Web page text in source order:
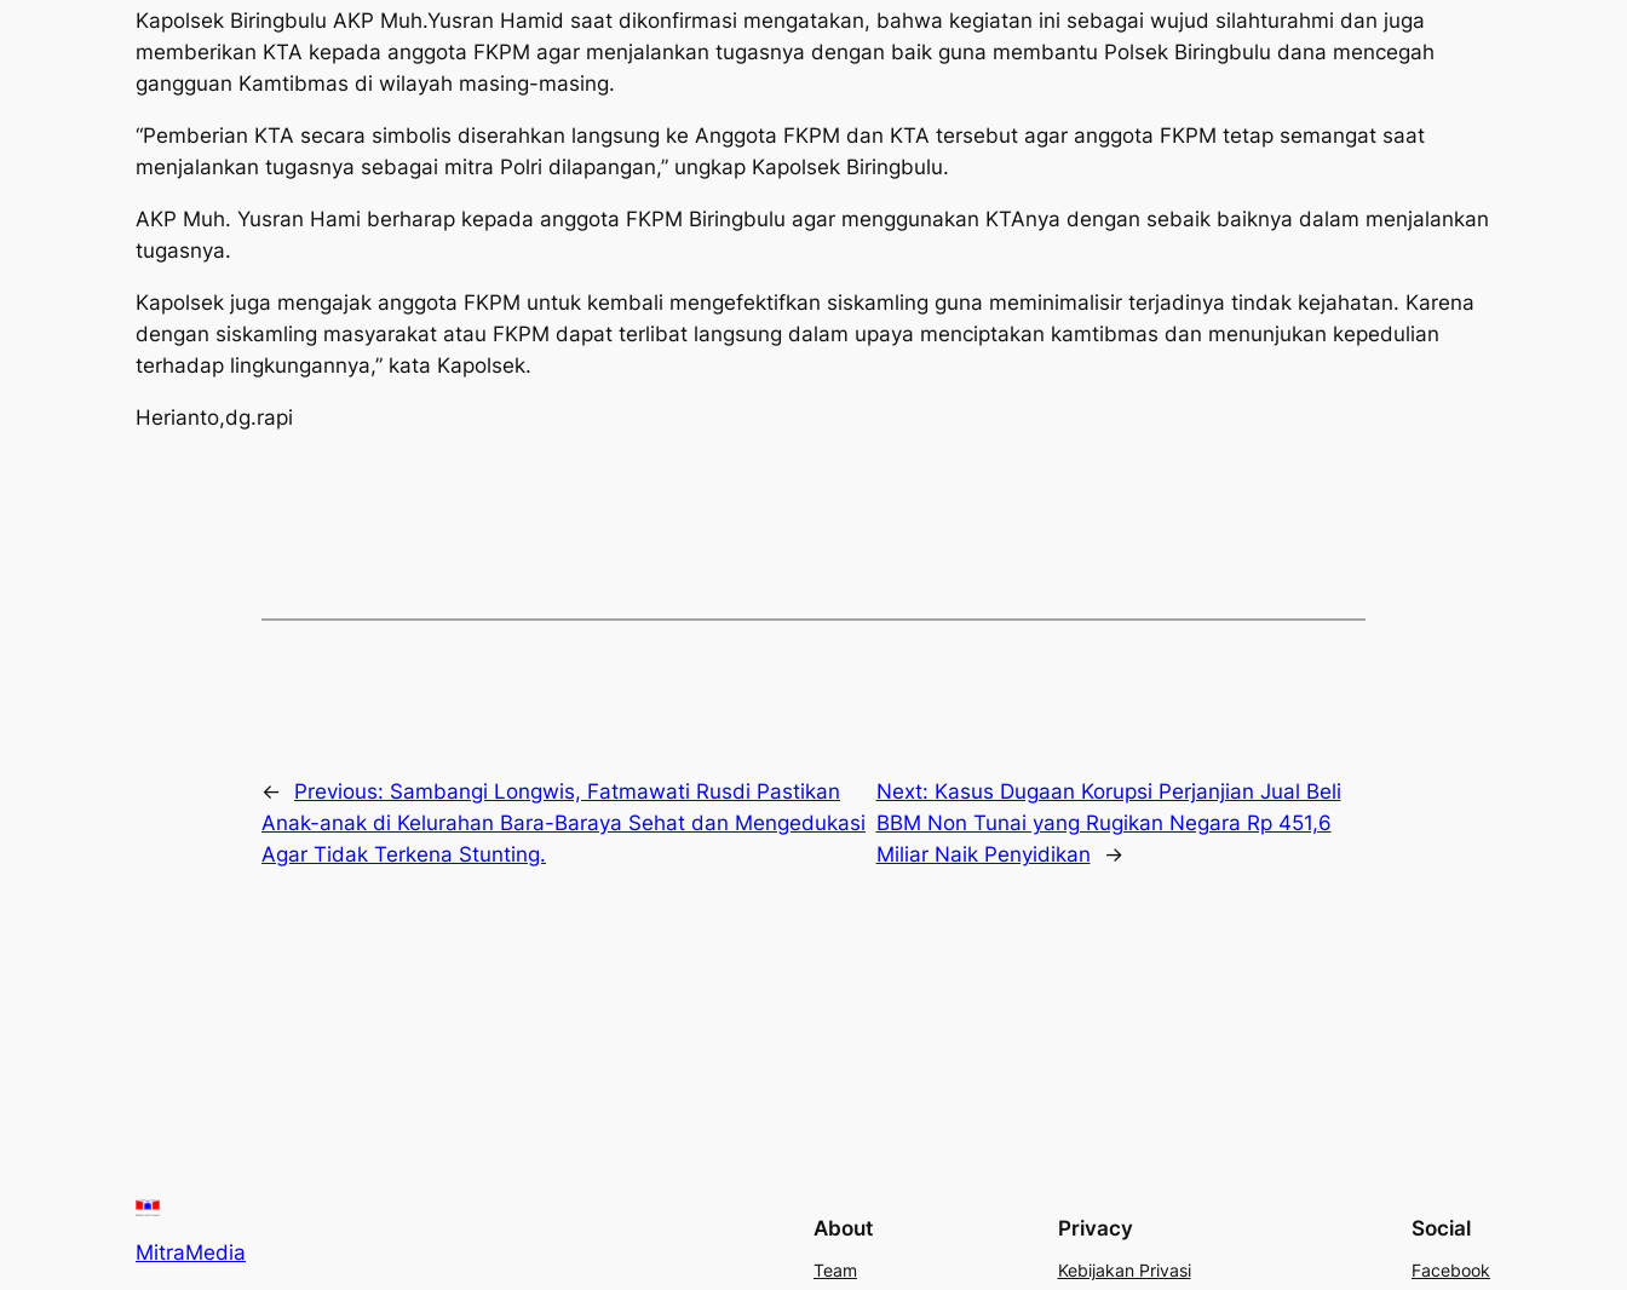
Kapolsek Biringbulu AKP Muh.Yusran Hamid saat dikonfirmasi mengatakan, bahwa kegiatan ini sebagai wujud silahturahmi dan juga
memberikan KTA kepada anggota FKPM agar menjalankan tugasnya dengan baik guna membantu Polsek Biringbulu dana mencegah
gangguan Kamtibmas di wilayah masing-masing.
“Pemberian KTA secara simbolis diserahkan langsung ke Anggota FKPM dan KTA tersebut agar anggota FKPM tetap semangat saat
menjalankan tugasnya sebagai mitra Polri dilapangan,” ungkap Kapolsek Biringbulu.
AKP Muh. Yusran Hami berharap kepada anggota FKPM Biringbulu agar menggunakan KTAnya dengan sebaik baiknya dalam menjalankan
tugasnya.
Kapolsek juga mengajak anggota FKPM untuk kembali mengefektifkan siskamling guna meminimalisir terjadinya tindak kejahatan. Karena
dengan siskamling masyarakat atau FKPM dapat terlibat langsung dalam upaya menciptakan kamtibmas dan menunjukan kepedulian
terhadap lingkungannya,” kata Kapolsek.
Herianto,dg.rapi
← Previous: Sambangi Longwis, Fatmawati Rusdi Pastikan
Anak-anak di Kelurahan Bara-Baraya Sehat dan Mengedukasi
Agar Tidak Terkena Stunting.
Next: Kasus Dugaan Korupsi Perjanjian Jual Beli
BBM Non Tunai yang Rugikan Negara Rp 451,6
Miliar Naik Penyidikan
→
MitraMedia
About
Team
Privacy
Kebijakan Privasi
Social
Facebook